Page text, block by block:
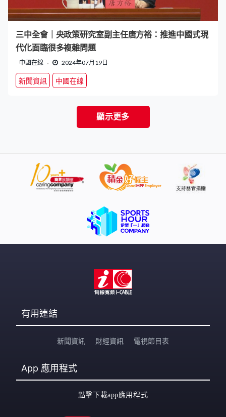
三中全會｜央政策研究室副主任唐方裕：推進中國式現
代化面臨很多複雜問題
中國在線 2024年07月19日
新聞資訊 中國在線
顯示更多
有用連結
新聞資訊 財經資訊 電視節目表
App 應用程式
點擊下載app應用程式